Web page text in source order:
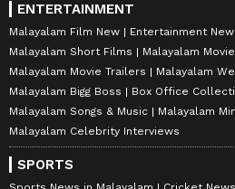
ENTERTAINMENT
Malayalam Film New
Entertainment
Malayalam Short Films
Malayalam
Malayalam Movie Trailers
Malayalam
Malayalam Bigg Boss
Box Office
Malayalam Songs & Music
Malayalam
Malayalam Celebrity Interviews
SPORTS